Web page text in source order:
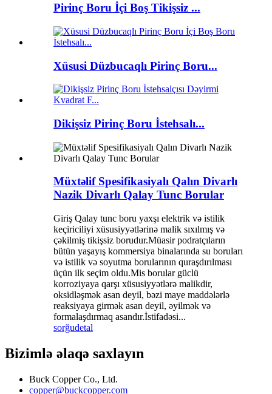
Pirinç Boru İçi Boş Tikişsiz ...
Xüsusi Düzbucaqlı Pirinç Boru...
Dikişsiz Pirinç Boru İstehsalı...
Müxtəlif Spesifikasiyalı Qalın Divarlı
Nazik Divarlı Qalay Tunc Borular
Giriş Qalay tunc boru yaxşı elektrik və istilik
keçiriciliyi xüsusiyyətlərinə malik sıxılmış və
çəkilmiş tikişsiz borudur.Müasir podratçıların
bütün yaşayış kommersiya binalarında su boruları
və istilik və soyutma borularının quraşdırılması
üçün ilk seçim oldu.Mis borular güclü
korroziyaya qarşı xüsusiyyətlərə malikdir,
oksidləşmək asan deyil, bəzi maye maddələrlə
reaksiyaya girmək asan deyil, əyilmək və
formalaşdırmaq asandır.İstifadəsi...
sorğudetal
Bizimlə əlaqə saxlayın
Buck Copper Co., Ltd.
copper@buckcopper.com